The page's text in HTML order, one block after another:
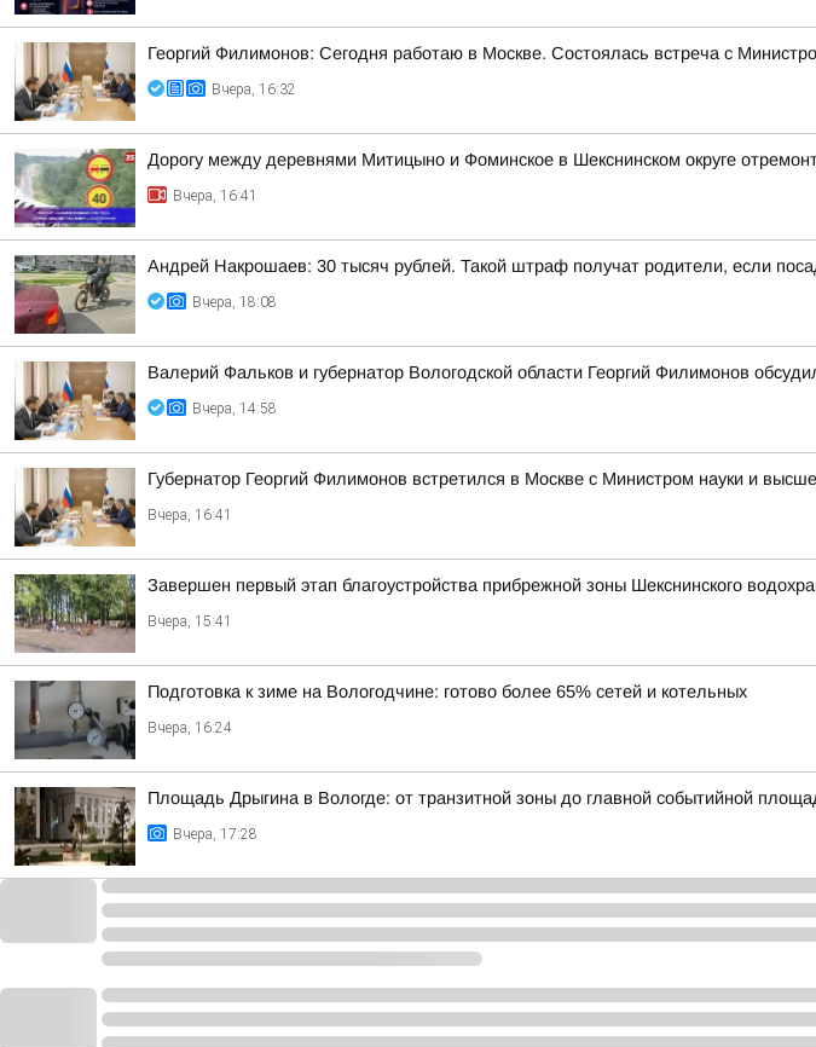
Георгий Филимонов: Сегодня работаю в Москве. Состоялась встреча с
Вчера, 16:32
Дорогу между деревнями Митицыно и Фоминское в Шекснинском округе
Вчера, 16:41
Андрей Накрошаев: 30 тысяч рублей. Такой штраф получат родители, если
Вчера, 18:08
Валерий Фальков и губернатор Вологодской области Георгий Филимонов
Вчера, 14:58
Губернатор Георгий Филимонов встретился в Москве с Министром науки и
Вчера, 16:41
Завершен первый этап благоустройства прибрежной зоны Шекснинского
Вчера, 15:41
Подготовка к зиме на Вологодчине: готово более 65% сетей и котельных
Вчера, 16:24
Площадь Дрыгина в Вологде: от транзитной зоны до главной событийной
Вчера, 17:28